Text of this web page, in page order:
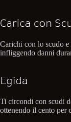
Carica con
Carichi con lo scudo
infliggendo danni
Egida
Ti circondi con scudi
ottenendo il cento per